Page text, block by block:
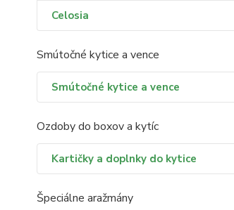
Celosia
Smútočné kytice a vence
Smútočné kytice a vence
Ozdoby do boxov a kytíc
Kartičky a doplnky do kytice
Špeciálne aražmány